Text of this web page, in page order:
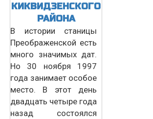
КИКВИДЗЕНСКОГО
РАЙОНА
В истории станицы
Преображенской есть
много значимых дат.
Но 30 ноября 1997
года занимает особое
место. В этот день
двадцать четыре года
назад состоялся